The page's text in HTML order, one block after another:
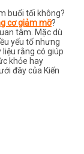
buổi tối không?
cơ giảm mỡ?
tâm. Mặc dù
yếu tố nhưng
rằng có giúp
khỏe hay
đây của Kiến